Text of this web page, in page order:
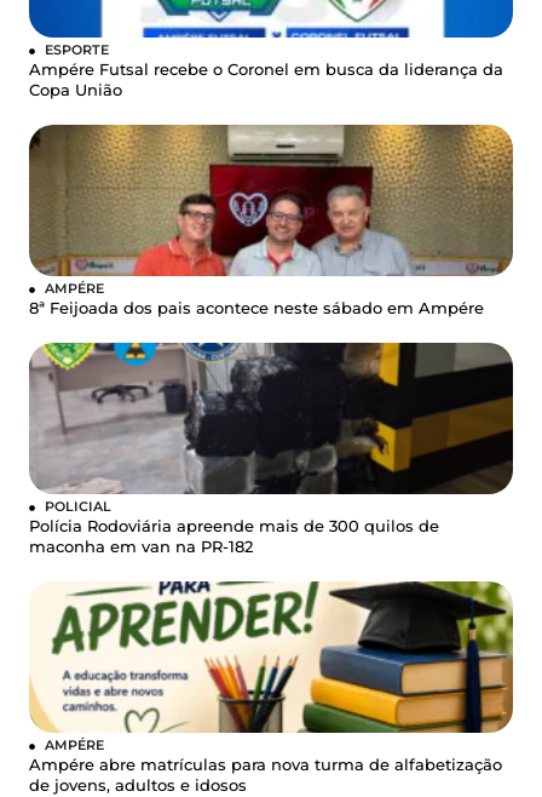
ESPORTE
Ampére Futsal recebe o Coronel em busca da liderança da
Copa União
AMPÉRE
8ª Feijoada dos pais acontece neste sábado em Ampére
POLICIAL
Polícia Rodoviária apreende mais de 300 quilos de
maconha em van na PR-182
AMPÉRE
Ampére abre matrículas para nova turma de alfabetização
de jovens, adultos e idosos